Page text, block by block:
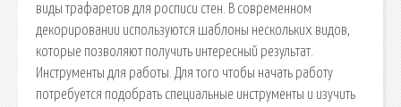
виды трафаретов для росписи стен. В современном
декорировании используются шаблоны нескольких видов,
которые позволяют получить интересный результат.
Инструменты для работы. Для того чтобы начать работу
потребуется подобрать специальные инструменты и изучить